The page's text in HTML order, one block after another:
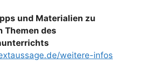
und Materialien zu
Themen des
weitere-infos